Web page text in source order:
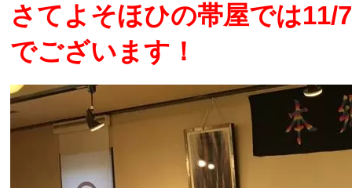
さてよそほひの帯屋では11/
でございます！